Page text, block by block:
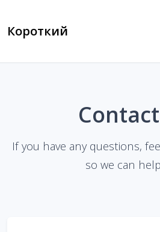
Короткий
If you have any questions,
so we can